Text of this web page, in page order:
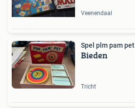
Veenendaal
Spel plm pam pet
Bieden
Tricht